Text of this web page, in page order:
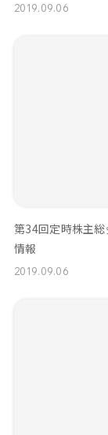
2019.09.06
第34回定時株主
情報
2019.09.06